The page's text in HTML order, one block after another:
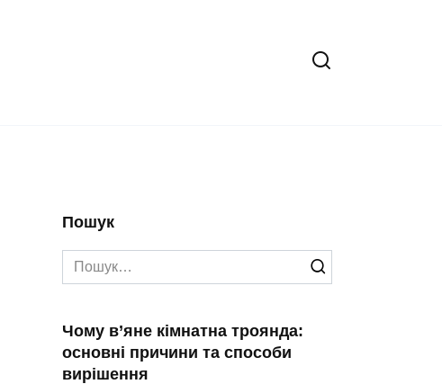
Пошук
Search
for:
Чому в’яне кімнатна троянда:
основні причини та способи
вирішення